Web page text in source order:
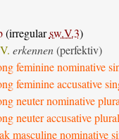
(irregularsw.V.3)
erkennen (perfektiv)
feminine nominative
feminine accusative
neuter nominative
neuter accusative plural
masculine nominative